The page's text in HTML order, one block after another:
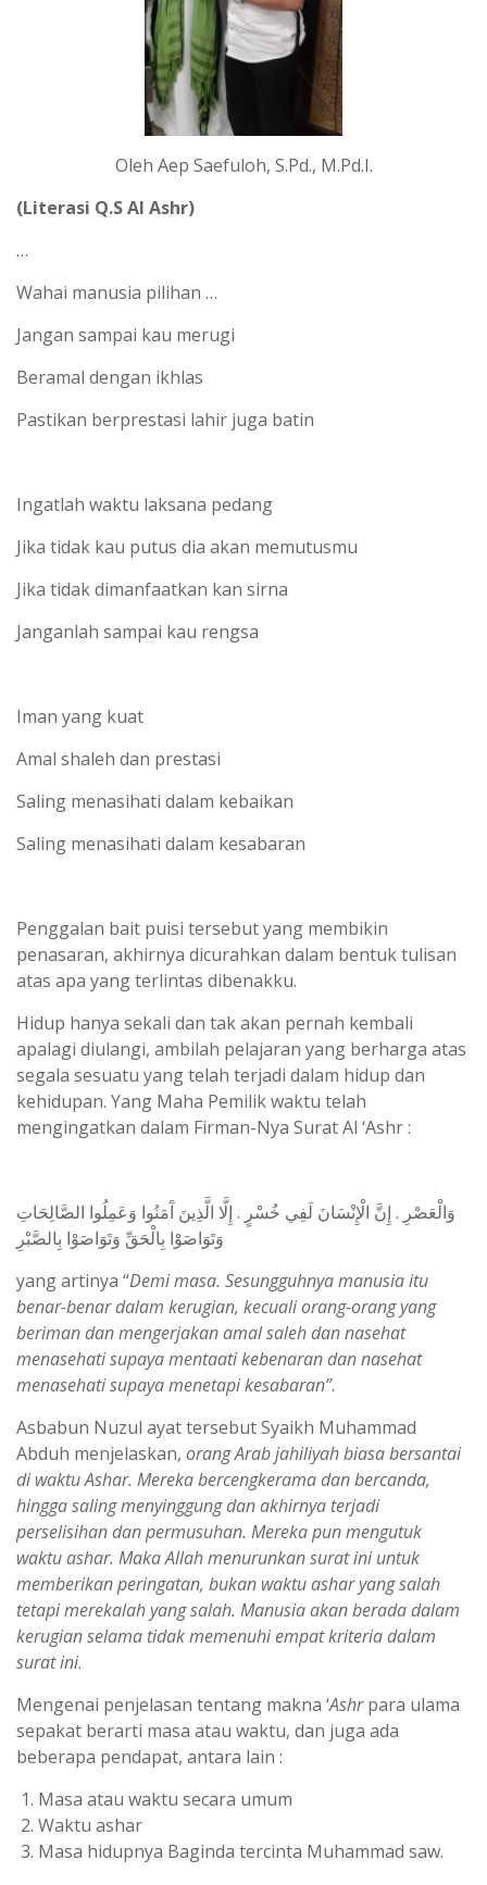
Oleh Aep Saefuloh, S.Pd., M.Pd.I.
(Literasi Q.S Al Ashr)
…
Wahai manusia pilihan …
Jangan sampai kau merugi
Beramal dengan ikhlas
Pastikan berprestasi lahir juga batin
Ingatlah waktu laksana pedang
Jika tidak kau putus dia akan memutusmu
Jika tidak dimanfaatkan kan sirna
Janganlah sampai kau rengsa
Iman yang kuat
Amal shaleh dan prestasi
Saling menasihati dalam kebaikan
Saling menasihati dalam kesabaran
Penggalan bait puisi tersebut yang membikin
penasaran, akhirnya dicurahkan dalam bentuk tulisan
atas apa yang terlintas dibenakku.
Hidup hanya sekali dan tak akan pernah kembali
apalagi diulangi, ambilah pelajaran yang berharga atas
segala sesuatu yang telah terjadi dalam hidup dan
kehidupan. Yang Maha Pemilik waktu telah
mengingatkan dalam Firman-Nya Surat Al ‘Ashr :
وَالْعَصْرِ . إِنَّ الْإِنْسَانَ لَفِي خُسْرٍ . إِلَّا الَّذِينَ آَمَنُوا وَعَمِلُوا الصَّالِحَاتِ
وَتَوَاصَوْا بِالْحَقِّ وَتَوَاصَوْا بِالصَّبْرِ
yang artinya “Demi masa. Sesungguhnya manusia itu
benar-benar dalam kerugian, kecuali orang-orang yang
beriman dan mengerjakan amal saleh dan nasehat
menasehati supaya mentaati kebenaran dan nasehat
menasehati supaya menetapi kesabaran”.
Asbabun Nuzul ayat tersebutSyaikh Muhammad
Abduh menjelaskan, orang Arab jahiliyah biasa bersantai
di waktu Ashar. Mereka bercengkerama dan bercanda,
hingga saling menyinggung dan akhirnya terjadi
perselisihan dan permusuhan. Mereka pun mengutuk
waktu ashar. Maka Allah menurunkan surat ini untuk
memberikan peringatan, bukan waktu ashar yang salah
tetapi merekalah yang salah. Manusia akan berada dalam
kerugian selama tidak memenuhi empat kriteria dalam
surat ini.
Mengenai penjelasan tentang makna ‘Ashrpara ulama
sepakat berarti masa atau waktu, dan juga ada
beberapa pendapat, antara lain :
Masa atau waktu secara umum
Waktu ashar
Masa hidupnya Baginda tercinta Muhammad saw.